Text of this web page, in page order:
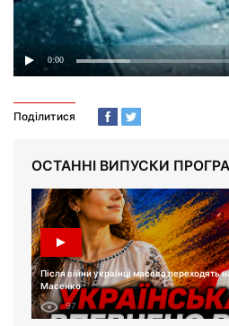
Поділитися
ОСТАННІ ВИПУСКИ
Після війни українці масово переходять
Масенко
97